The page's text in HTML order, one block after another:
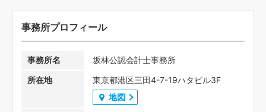
事務所プロフィール
事務所名
坂林公認会計士事務所
所在地
東京都港区三田4-7-19ハタビル3F
地図